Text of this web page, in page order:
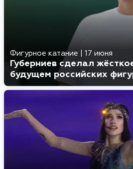
Фигурное катание 17 июня
Губерниев сделал
будущем российских